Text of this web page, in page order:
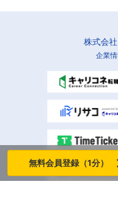
株式会
企業
無料会員登録（1分）